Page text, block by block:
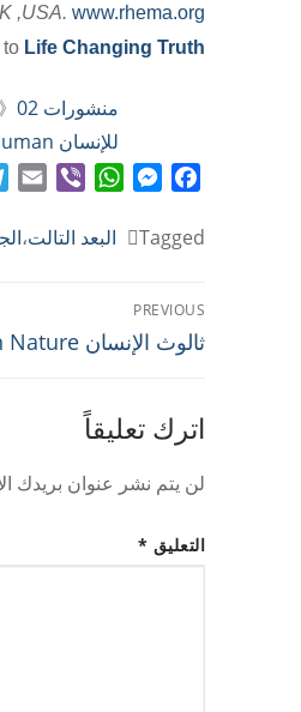
,USA. www.rhema.org
Life Changing Truth
منشورات Posts 》02- تكوين الإنسان(روح نفس جسد)- الخليقة الجديدة
للإنسان The Body: The Third Dimension of the Human
Tagged
البعد التالت،
تصفّح
المقالات
PREVIOUS
Previous
ثالوث الإنسان Threefold Human Nature
اترك تعليقاً
لن يتم نشر عنوان بريدك
التعليق *